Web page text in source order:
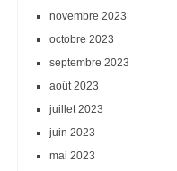
novembre 2023
octobre 2023
septembre 2023
août 2023
juillet 2023
juin 2023
mai 2023